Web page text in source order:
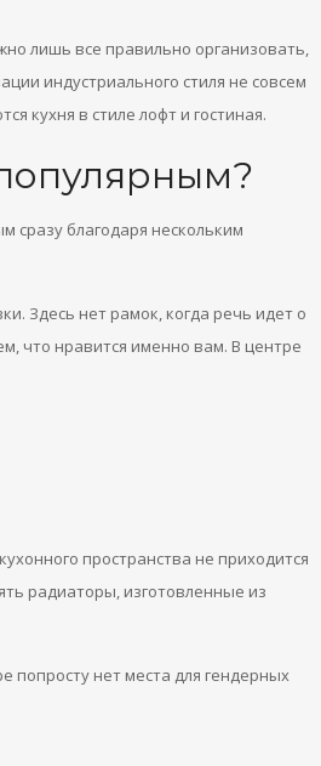
лишь все правильно организовать,
индустриального стиля не совсем
кухня в стиле лофт и гостиная.
сразу благодаря нескольким
Здесь нет рамок, когда речь идет о
что нравится именно вам. В центре
пространства не приходится
радиаторы, изготовленные из
попросту нет места для гендерных